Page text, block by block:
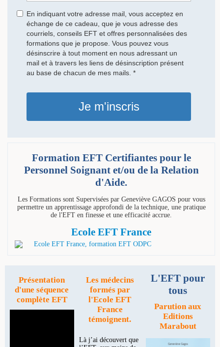
En indiquant votre adresse mail, vous acceptez en
échange de ce cadeau, que je vous adresse des
courriels, conseils EFT et offres personnalisées des
formations que je propose. Vous pouvez vous
désinscrire à tout moment en nous adressant un
mail et à travers les liens de désinscription présent
au base de chacun de mes mails. *
Je m'inscris
Formation EFT Certifiantes pour le
Personnel Soignant et/ou de la Relation
d'Aide.
Les Formations sont Supervisées par Geneviève GAGOS pour vous
permettre un apprentissage approfondi de la technique, une pratique
de l'EFT en finesse et une efficacité accrue.
Ecole EFT France
Présentation
d'une séquence
complète EFT
Les médecins
formés par
l'Ecole EFT
France
témoignent.
Là j’ai découvert que
L'EFT pour
tous
Parution aux
Editions
Marabout